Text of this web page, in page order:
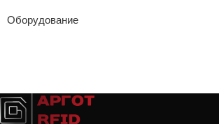
Оборудование